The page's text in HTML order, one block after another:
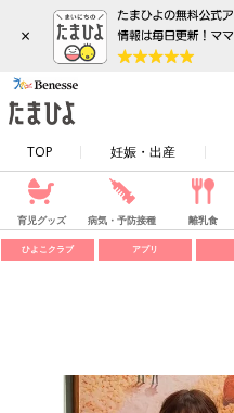
×
TOP 妊娠・出産
育児グッズ 病気・予防接種 離乳食
ひよこクラブ アプリ